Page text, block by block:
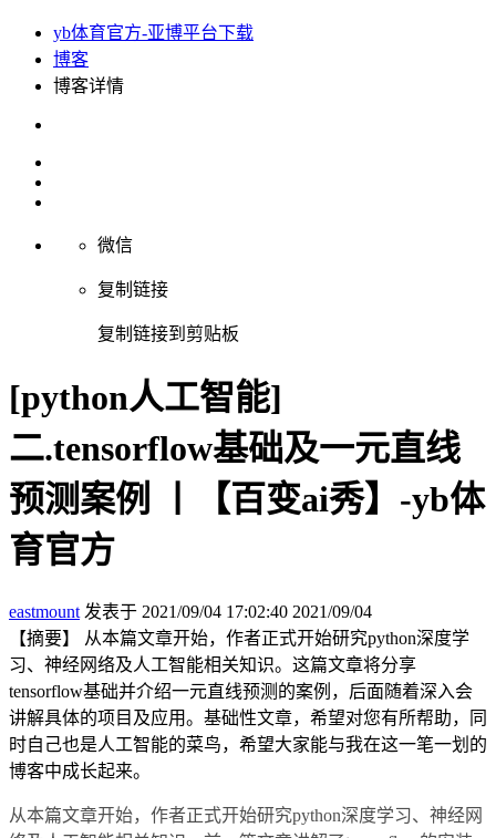
yb体育官方-亚博平台下载
博客
博客详情
微信
复制链接
复制链接到剪贴板
[python人工智能]
二.tensorflow基础及一元直线
预测案例 丨【百变ai秀】-yb体
育官方
eastmount 发表于 2021/09/04 17:02:40 2021/09/04
【摘要】 从本篇文章开始，作者正式开始研究python深度学
习、神经网络及人工智能相关知识。这篇文章将分享
tensorflow基础并介绍一元直线预测的案例，后面随着深入会
讲解具体的项目及应用。基础性文章，希望对您有所帮助，同
时自己也是人工智能的菜鸟，希望大家能与我在这一笔一划的
博客中成长起来。
从本篇文章开始，作者正式开始研究python深度学习、神经网